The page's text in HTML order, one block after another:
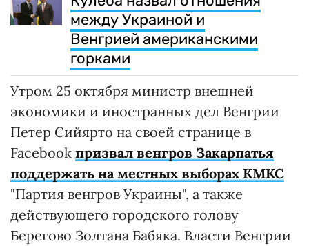
между Украиной и
Венгрией американскими
горками
Утром 25 октября министр внешней
экономики и иностранных дел Венгрии
Петер Сийярто на своей странице в
Facebook призвал венгров Закарпатья
поддержать на местных выборах КМКС
"Партия венгров Украины", а также
действующего городского голову
Берегово Золтана Бабяка. Власти Венгрии